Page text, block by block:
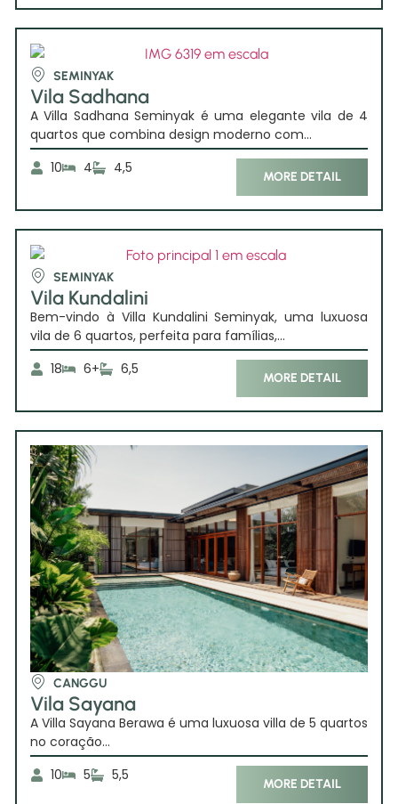
SEMINYAK
Vila Sadhana
A Villa Sadhana Seminyak é uma elegante vila de 4
quartos que combina design moderno com...
10
4 4,5
MORE DETAIL
SEMINYAK
Vila Kundalini
Bem-vindo à Villa Kundalini Seminyak, uma luxuosa
vila de 6 quartos, perfeita para famílias,...
18
6+ 6,5
MORE DETAIL
CANGGU
Vila Sayana
A Villa Sayana Berawa é uma luxuosa villa de 5 quartos
no coração...
10
5 5,5
MORE DETAIL